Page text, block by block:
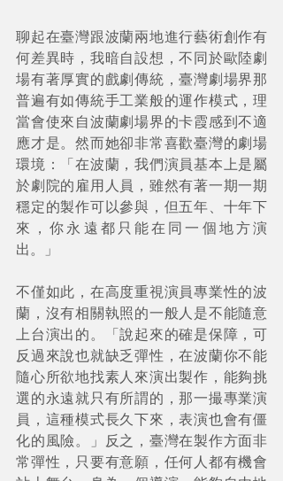
聊起在臺灣跟波蘭兩地進行藝術創作有
何差異時，我暗自設想，不同於歐陸劇
場有著厚實的戲劇傳統，臺灣劇場界那
普遍有如傳統手工業般的運作模式，理
當會使來自波蘭劇場界的卡霞感到不適
應才是。然而她卻非常喜歡臺灣的劇場
環境：「在波蘭，我們演員基本上是屬
於劇院的雇用人員，雖然有著一期一期
穩定的製作可以參與，但五年、十年下
來，你永遠都只能在同一個地方演
出。」
不僅如此，在高度重視演員專業性的波
蘭，沒有相關執照的一般人是不能隨意
上台演出的。「說起來的確是保障，可
反過來說也就缺乏彈性，在波蘭你不能
隨心所欲地找素人來演出製作，能夠挑
選的永遠就只有所謂的，那一撮專業演
員，這種模式長久下來，表演也會有僵
化的風險。」反之，臺灣在製作方面非
常彈性，只要有意願，任何人都有機會